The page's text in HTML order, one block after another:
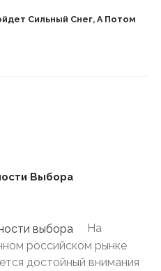
Сильный Снег, А Потом
Выбора
На
российском рынке
достойный внимания